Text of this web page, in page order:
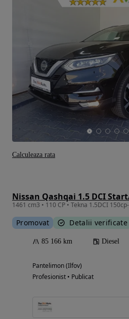
Nissan Qashqai 1.5 DCI
Promovat Detalii verificate
85 166 km Diesel
Pantelimon (Ilfov)
Profesionist • Publicat
Calculeaza rata